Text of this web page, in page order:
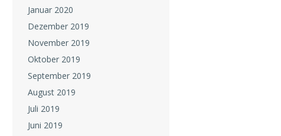
Januar 2020
Dezember 2019
November 2019
Oktober 2019
September 2019
August 2019
Juli 2019
Juni 2019